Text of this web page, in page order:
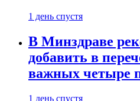
1 день спустя
В Минздраве
добавить в
важных четыре
1 день спустя